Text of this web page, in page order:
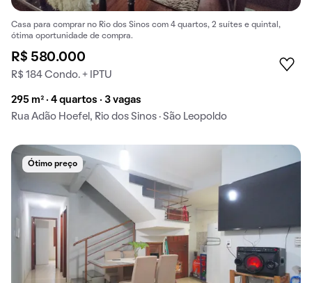
Casa para comprar no Rio dos Sinos com 4 quartos, 2 suítes e quintal,
ótima oportunidade de compra.
R$ 580.000
R$ 184 Condo. + IPTU
295 m² · 4 quartos · 3 vagas
Rua Adão Hoefel, Rio dos Sinos · São Leopoldo
Ótimo preço